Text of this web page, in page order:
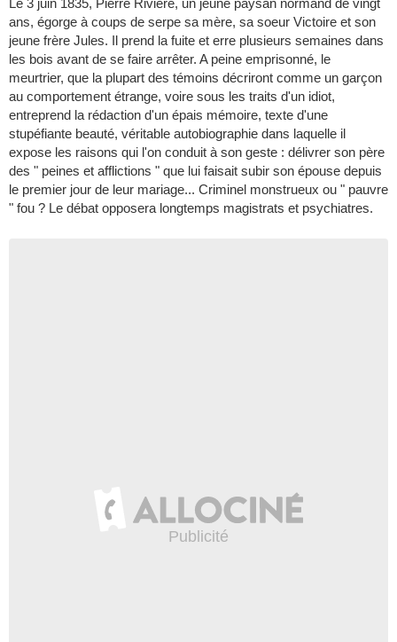
ans, égorge à coups de serpe sa mère, sa soeur Victoire et son
jeune frère Jules. Il prend la fuite et erre plusieurs semaines dans
les bois avant de se faire arrêter. A peine emprisonné, le
meurtrier, que la plupart des témoins décriront comme un garçon
au comportement étrange, voire sous les traits d'un idiot,
entreprend la rédaction d'un épais mémoire, texte d'une
stupéfiante beauté, véritable autobiographie dans laquelle il
expose les raisons qui l'on conduit à son geste : délivrer son père
des " peines et afflictions " que lui faisait subir son épouse depuis
le premier jour de leur mariage... Criminel monstrueux ou " pauvre
" fou ? Le débat opposera longtemps magistrats et psychiatres.